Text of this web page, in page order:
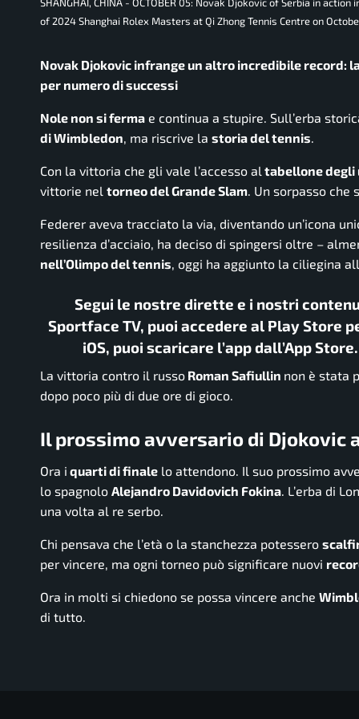
of 2024 Shanghai Rolex Masters at Qi Zhong Tennis Centre on
Novak Djokovic infrange un altro incredibile record:
per numero di successi
Nole non si ferma e continua a stupire. Sull’erba
di Wimbledon , ma riscrive la storia del tennis
Con la vittoria che gli vale l’accesso al tabellone
vittorie nel torneo del Grande Slam . Un sorpasso
Federer aveva tracciato la via, diventando un’icona
resilienza d’acciaio, ha deciso di spingersi oltre –
nell’Olimpo del tennis , oggi ha aggiunto la ciliegina
Segui le nostre dirette e i nostri
Sportface TV, puoi accedere al Play Store
iOS, puoi scaricare l’app dall’App
La vittoria contro il russo Roman Safiullin non è stata
dopo poco più di due ore di gioco.
Il prossimo avversario di Djokovic
Ora i quarti di finale lo attendono. Il suo prossimo
lo spagnolo Alejandro Davidovich Fokina. L’erba di
una volta al re serbo.
Chi pensava che l’età o la stanchezza potessero
per vincere, ma ogni torneo può significare nuovi
Ora in molti si chiedono se possa vincere anche
di tutto.